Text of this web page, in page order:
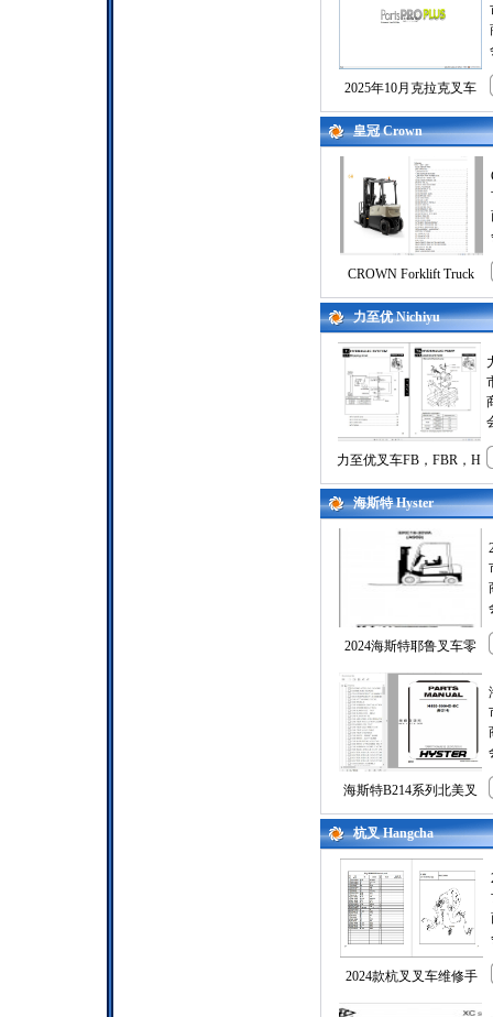
2025年10月克拉克叉车
皇冠 Crown
CROWN Forklift Truck
力至优 Nichiyu
力至优叉车FB，FBR，H
海斯特 Hyster
2024海斯特耶鲁叉车零
海斯特B214系列北美叉
杭叉 Hangcha
2024款杭叉叉车维修手